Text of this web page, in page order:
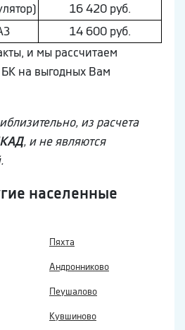
16 420 руб.
14 600 руб.
и мы рассчитаем
БК на выгодных Вам
из расчета
, и не являются
населенные
Пяхта
Андронниково
Пеушалово
Кувшиново